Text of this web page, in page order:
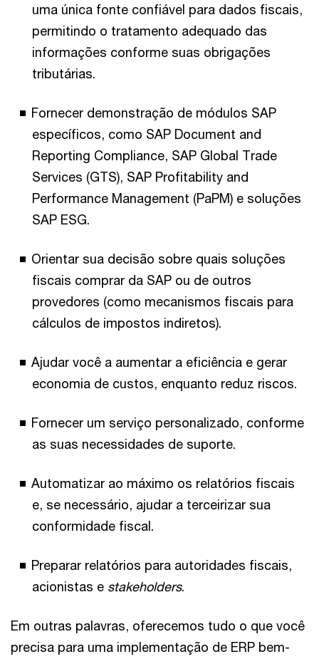
uma única fonte confiável para dados fiscais,
permitindo o tratamento adequado das
informações conforme suas obrigações
tributárias.
Fornecer demonstração de módulos SAP
específicos, como SAP Document and
Reporting Compliance, SAP Global Trade
Services (GTS), SAP Profitability and
Performance Management (PaPM) e soluções
SAP ESG.
Orientar sua decisão sobre quais soluções
fiscais comprar da SAP ou de outros
provedores (como mecanismos fiscais para
cálculos de impostos indiretos).
Ajudar você a aumentar a eficiência e gerar
economia de custos, enquanto reduz riscos.
Fornecer um serviço personalizado, conforme
as suas necessidades de suporte.
Automatizar ao máximo os relatórios fiscais
e, se necessário, ajudar a terceirizar sua
conformidade fiscal.
Preparar relatórios para autoridades fiscais,
acionistas e stakeholders.
Em outras palavras, oferecemos tudo o que você
precisa para uma implementação de ERP bem-